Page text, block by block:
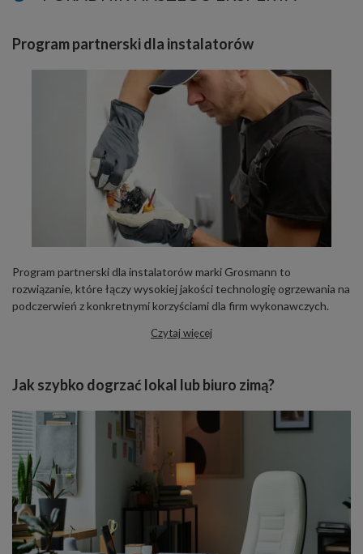
Program partnerski dla instalatorów
Program partnerski dla instalatorów marki Grosmann to
rozwiązanie, które łączy wysokiej jakości technologię ogrzewania na
podczerwień z konkretnymi korzyściami dla firm wykonawczych.
Czytaj więcej
Jak szybko dogrzać lokal lub biuro zimą?